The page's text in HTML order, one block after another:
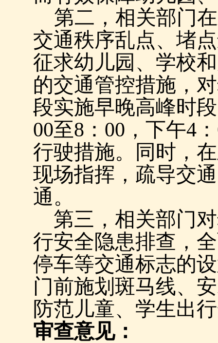
第二，相关部门
交通秩序乱点、堵
征求幼儿园、学校
的交通管控措施，
段实施早晚高峰时
00至8 ： 00 ，下午4：
行驶措施。同时，
现场指挥，疏导交
通。
第三，相关部门
行安全隐患排查，
停车等交通标志的
门前施划斑马线、
防范儿童、学生出
审查意见：